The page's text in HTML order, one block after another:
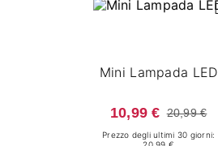
Mini Lampada LED
10,99 € 20,99 €
Prezzo degli ultimi 30 giorni: